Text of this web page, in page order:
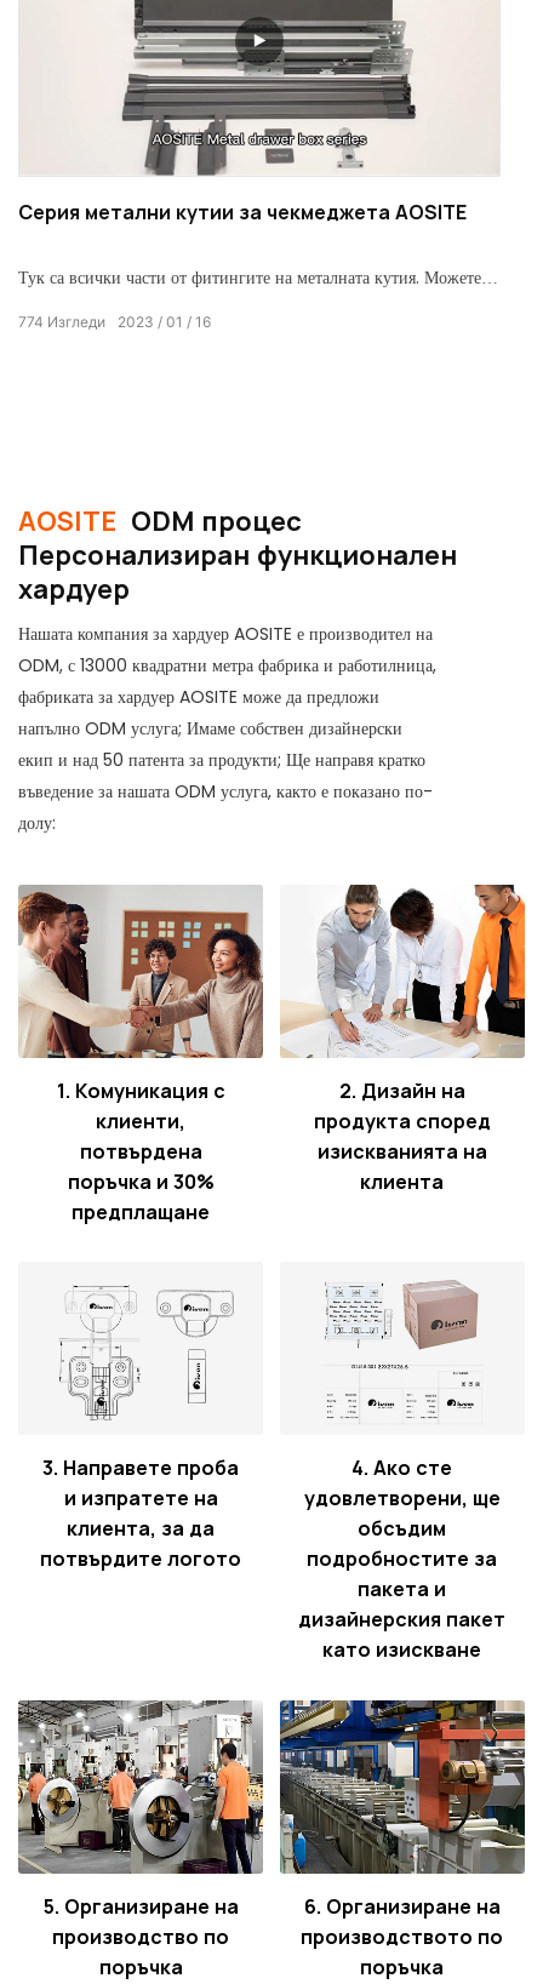
Серия метални кутии за чекмеджета AOSITE
Тук са всички части от фитингите на металната кутия. Можете
2023 01 16
774 Изгледи
AOSITE ODM процес
Персонализиран функционален
хардуер
Нашата компания за хардуер AOSITE е производител на
ODM, с 13000 квадратни метра фабрика и работилница,
фабриката за хардуер AOSITE може да предложи
напълно ODM услуга; Имаме собствен дизайнерски
екип и над 50 патента за продукти; Ще направя кратко
въведение за нашата ODM услуга, както е показано по-
долу:
1. Комуникация с
клиенти,
потвърдена
поръчка и 30%
предплащане
2. Дизайн на
продукта според
изискванията на
клиента
3. Направете проба
и изпратете на
клиента, за да
потвърдите логото
4. Ако сте
удовлетворени, ще
обсъдим
подробностите за
пакета и
дизайнерския пакет
като изискване
5. Организиране на
производство по
поръчка
6. Организиране на
производството по
поръчка